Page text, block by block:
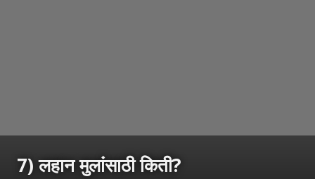
7) लहान मुलांसाठी किती?